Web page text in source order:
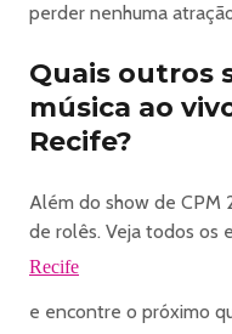
perder nenhuma
Quais outros
música ao
Recife?
Além do show de CPM
de rolês. Veja todos os
Recife
e encontre o próximo